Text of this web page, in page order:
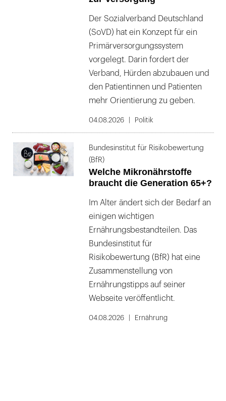
Der Sozialverband Deutschland
(SoVD) hat ein Konzept für ein
Primärversorgungssystem
vorgelegt. Darin fordert der
Verband, Hürden abzubauen und
den Patientinnen und Patienten
mehr Orientierung zu geben.
04.08.2026 Politik
Bundesinstitut für Risikobewertung
(BfR)
Welche Mikronährstoffe
braucht die Generation 65+?
Im Alter ändert sich der Bedarf an
einigen wichtigen
Ernährungsbestandteilen. Das
Bundesinstitut für
Risikobewertung (BfR) hat eine
Zusammenstellung von
Ernährungstipps auf seiner
Webseite veröffentlicht.
04.08.2026 Ernährung